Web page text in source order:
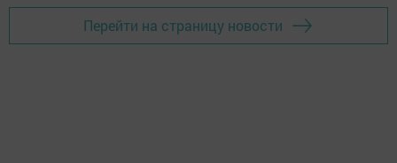
Перейти на страницу новости